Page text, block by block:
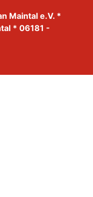
Maintal e.V. *
* 06181 -